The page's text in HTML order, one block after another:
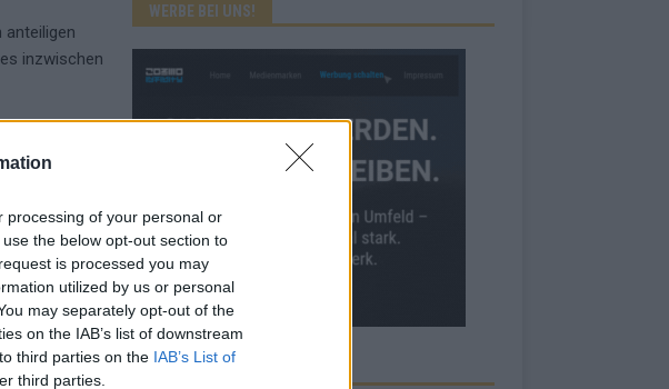
processing of your personal or
the below opt-out section to
is processed you may
utilized by us or personal
may separately opt-out of the
on the IAB’s list of downstream
third parties on the IAB’s List of
third parties.
anteiligen
inzwischen
freundlich
wichtig
aus
WERBE BEI UNS!